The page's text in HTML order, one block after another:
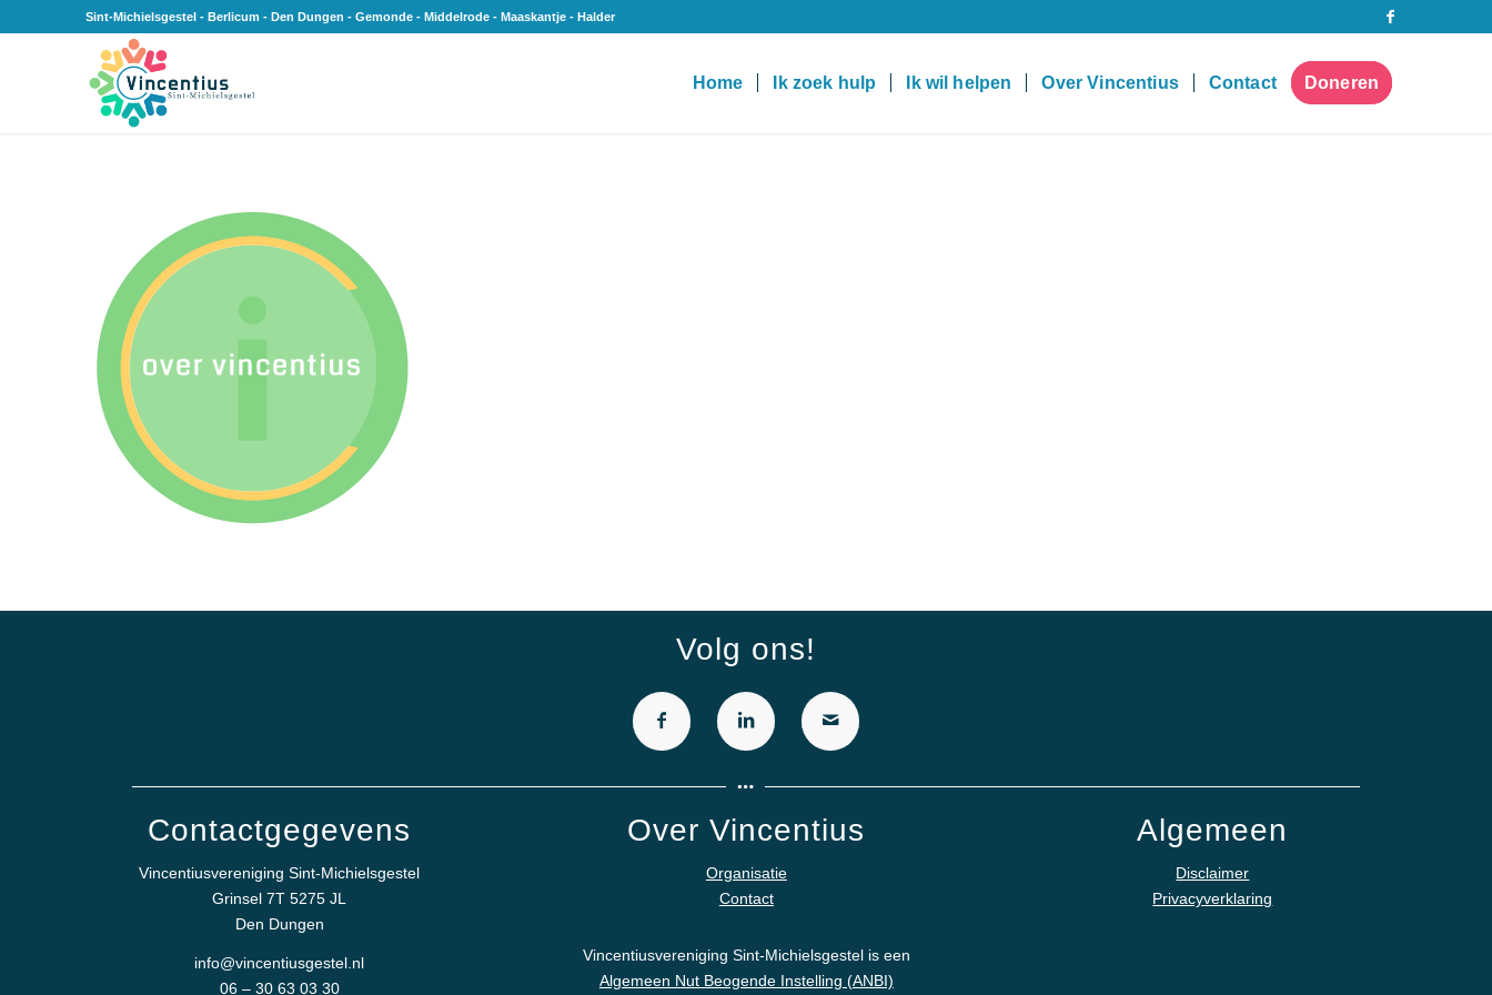
Sint-Michielsgestel - Berlicum - Den Dungen - Gemonde - Middelrode - Maaskantje - Halder
Home Ik zoek hulp Ik wil helpen Over Vincentius Contact Doneren
Volg ons!
Contactgegevens
Vincentiusvereniging Sint-Michielsgestel
Grinsel 7T 5275 JL
Den Dungen
info@vincentiusgestel.nl
06 – 30 63 03 30
Over Vincentius
Organisatie
Contact
Vincentiusvereniging Sint-Michielsgestel is een
Algemeen Nut Beogende Instelling (ANBI)
Algemeen
Disclaimer
Privacyverklaring